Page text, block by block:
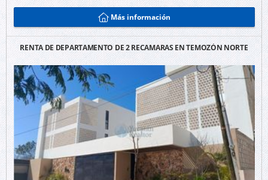
Más información
RENTA DE DEPARTAMENTO DE 2 RECAMARAS EN TEMOZÓN NORTE